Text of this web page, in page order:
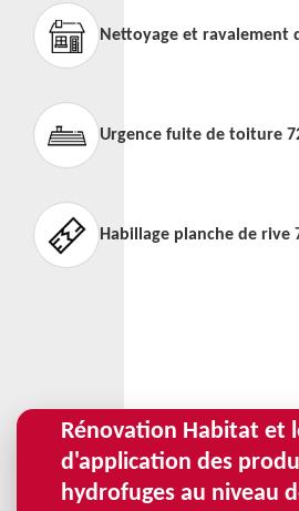
Nettoyage et ravalement
Urgence fuite de toiture
Habillage planche de rive
Rénovation Habitat et
d'application des
hydrofuges au niveau